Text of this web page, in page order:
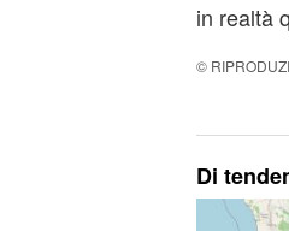
in realtà
©
Di